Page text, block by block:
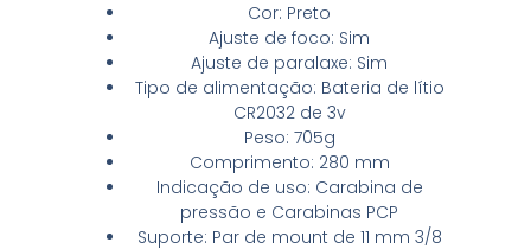
Cor: Preto
Ajuste de foco: Sim
Ajuste de paralaxe: Sim
Tipo de alimentação: Bateria de lítio
CR2032 de 3v
Peso: 705g
Comprimento: 280 mm
Indicação de uso: Carabina de
pressão e Carabinas PCP
Suporte: Par de mount de 11 mm 3/8